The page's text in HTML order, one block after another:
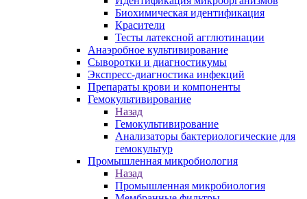
Биохимическая идентификация
Красители
Тесты латексной агглютинации
Анаэробное культивирование
Сыворотки и диагностикумы
Экспресс-диагностика инфекций
Препараты крови и компоненты
Гемокультивирование
Назад
Гемокультивирование
Анализаторы бактериологические для
гемокультур
Промышленная микробиология
Назад
Промышленная микробиология